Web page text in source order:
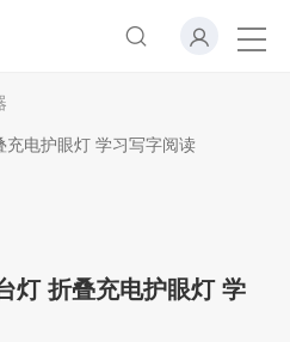
灯 折叠充电护眼灯 学